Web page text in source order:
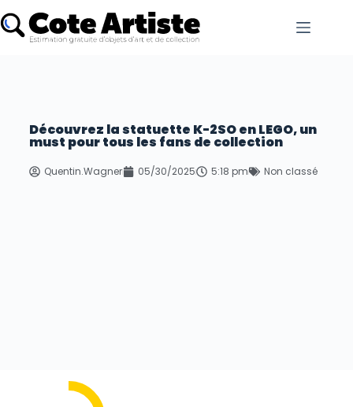
Découvrez la statuette K-2SO en LEGO, un
must pour tous les fans de collection
Quentin.Wagner 05/30/2025 5:18 pm Non classé